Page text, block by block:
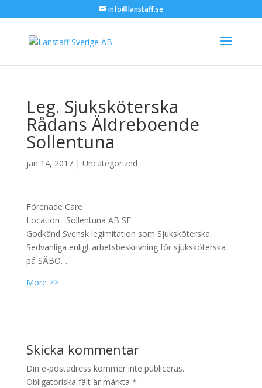
info@lanstaff.se
Leg. Sjuksköterska
Rådans Äldreboende
Sollentuna
jan 14, 2017| Uncategorized
Förenade Care
Location : Sollentuna AB SE
Godkänd Svensk legimitation som Sjuksköterska.
Sedvanliga enligt arbetsbeskrivning för sjuksköterska
på SÄBO….
More >>
Skicka kommentar
Din e-postadress kommer inte publiceras.
Obligatoriska fält är märkta *